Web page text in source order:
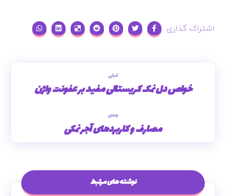
قبلی
خواص دل نمک کریستالی مفید بر عفونت واژن
بعدی
مصارف و کاربردهای آجر نمکی
نوشته های مرتبط